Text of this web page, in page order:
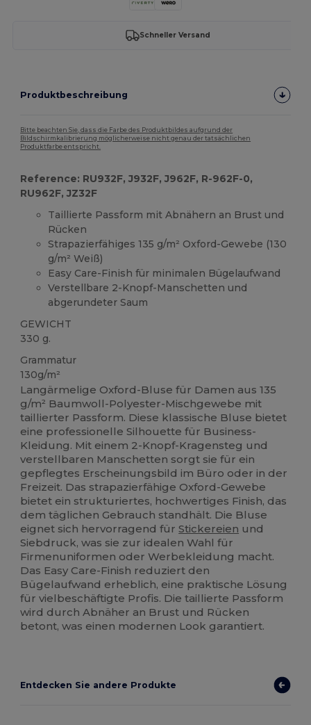
Schneller Versand
Produktbeschreibung
Bitte beachten Sie, dass die Farbe des Produktbildes aufgrund der
Bildschirmkalibrierung möglicherweise nicht genau der tatsächlichen
Produktfarbe entspricht.
Reference: RU932F, J932F, J962F, R-962F-0,
RU962F, JZ32F
Taillierte Passform mit Abnähern an Brust und
Rücken
Strapazierfähiges 135 g/m² Oxford-Gewebe (130
g/m² Weiß)
Easy Care-Finish für minimalen Bügelaufwand
Verstellbare 2-Knopf-Manschetten und
abgerundeter Saum
GEWICHT
330 g.
Grammatur
130g/m²
Langärmelige Oxford-Bluse für Damen aus 135
g/m² Baumwoll-Polyester-Mischgewebe mit
taillierter Passform. Diese klassische Bluse bietet
eine professionelle Silhouette für Business-
Kleidung. Mit einem 2-Knopf-Kragensteg und
verstellbaren Manschetten sorgt sie für ein
gepflegtes Erscheinungsbild im Büro oder in der
Freizeit. Das strapazierfähige Oxford-Gewebe
bietet ein strukturiertes, hochwertiges Finish, das
dem täglichen Gebrauch standhält. Die Bluse
eignet sich hervorragend fürStickereien und
Siebdruck, was sie zur idealen Wahl für
Firmenuniformen oder Werbekleidung macht.
Das Easy Care-Finish reduziert den
Bügelaufwand erheblich, eine praktische Lösung
für vielbeschäftigte Profis. Die taillierte Passform
wird durch Abnäher an Brust und Rücken
betont, was einen modernen Look garantiert.
Entdecken Sie andere Produkte